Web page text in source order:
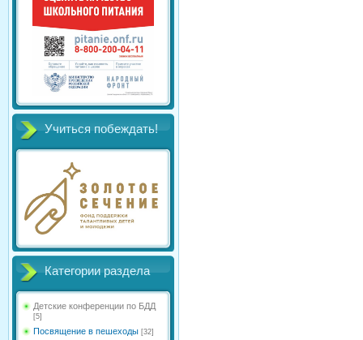
Учиться побеждать!
Категории раздела
Детские конференции по БДД
[5]
Посвящение в пешеходы [32]